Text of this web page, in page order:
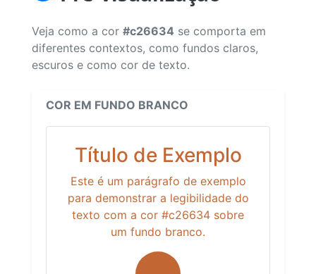
Veja como a cor #c26634 se comporta em
diferentes contextos, como fundos claros,
escuros e como cor de texto.
COR EM FUNDO BRANCO
Título de Exemplo
Este é um parágrafo de exemplo
para demonstrar a legibilidade do
texto com a cor #c26634 sobre
um fundo branco.